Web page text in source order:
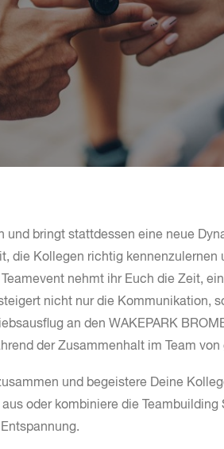
und bringt stattdessen eine neue
die Kollegen richtig kennenzulernen
nehmt ihr Euch die Zeit,
nicht nur die Kommunikation,
an den WAKEPARK
der Zusammenhalt im Team
und begeistere Deine
oder kombiniere die
Entspannung.